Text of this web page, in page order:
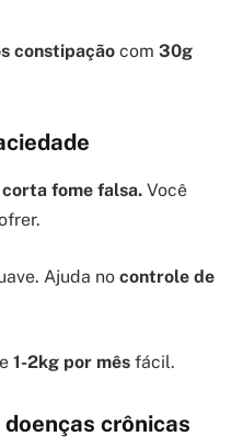
constipação com 30g
fome falsa. Você
Ajuda no controle de
1-2kg por mês fácil.
crônicas